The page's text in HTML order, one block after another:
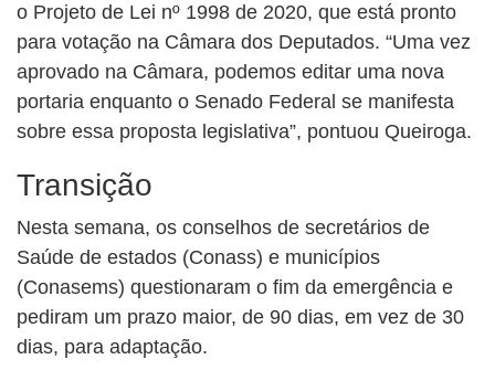
o Projeto de Lei nº 1998 de 2020, que está pronto
para votação na Câmara dos Deputados. “Uma vez
aprovado na Câmara, podemos editar uma nova
portaria enquanto o Senado Federal se manifesta
sobre essa proposta legislativa”, pontuou Queiroga.
Transição
Nesta semana, os conselhos de secretários de
Saúde de estados (Conass) e municípios
(Conasems) questionaram o fim da emergência e
pediram um prazo maior, de 90 dias, em vez de 30
dias, para adaptação.